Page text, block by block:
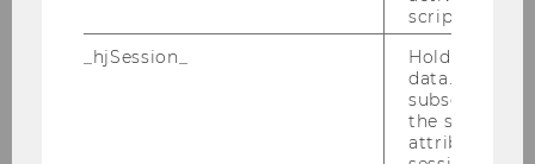
Ar­beit­neh­mern der Wirt­schafts­uni­ver­si­tät
Wien gemäß § 28 Uni­ver­si­täts­ge­setz 2002 in
der gel­ten­den Fas­sung fol­gen­de Be­voll­mäch­ti­
Fol­gen­de (Stell­ver­tre­ten­de) Department-​
script
_hjSession_
Holds
data. Ensures
subsequent
the session
attributed to